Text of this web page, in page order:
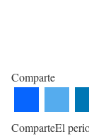
Comparte
ComparteEl